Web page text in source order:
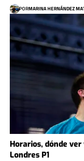
PORMARINA HERNÁNDEZ
Horarios, dónde
Londres P1